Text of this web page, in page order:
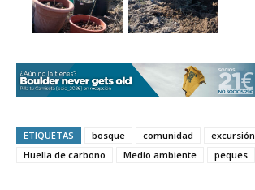
ETIQUETAS bosque comunidad
excursión
Huella de carbono
Medio ambiente peques